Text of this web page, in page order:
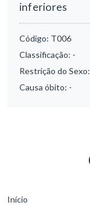
inferiores
Código: T006
Classificação: -
Restrição do Sexo:
Causa óbito: -
Início